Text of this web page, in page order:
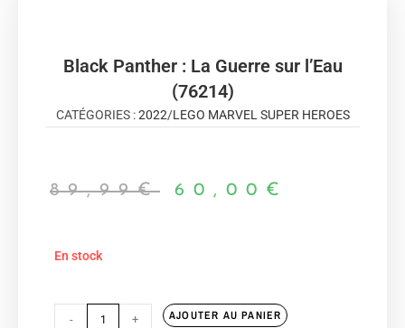
Black Panther : La Guerre sur l’Eau
(76214)
CATÉGORIES :2022/LEGO MARVEL SUPER HEROES
89,99€ 60,00 €
En stock
- + AJOUTER AU PANIER